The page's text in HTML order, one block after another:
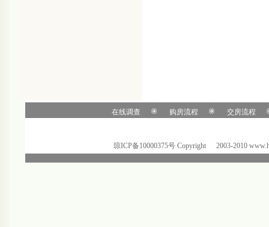
在线调查 购房流程 交房流程
琼ICP备10000375号 Copyright 2003-2010